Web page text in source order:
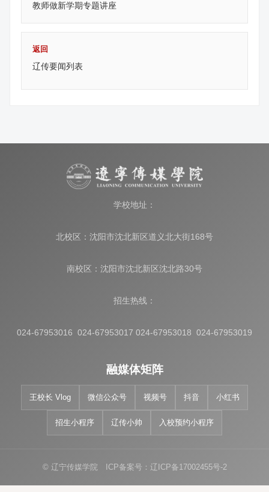
教师做新学期专题讲座
返回
辽传要闻列表
学校地址：
北校区：沈阳市沈北新区道义北大街168号
南校区：沈阳市沈北新区沈北路30号
招生热线：
024-67953016 024-67953017 024-67953018 024-67953019
融媒体矩阵
王校长 Vlog 微信公众号 视频号 抖音 小红书
招生小程序 辽传小帅 入校预约小程序
© 辽宁传媒学院 ICP备案号：辽ICP备17002455号-2